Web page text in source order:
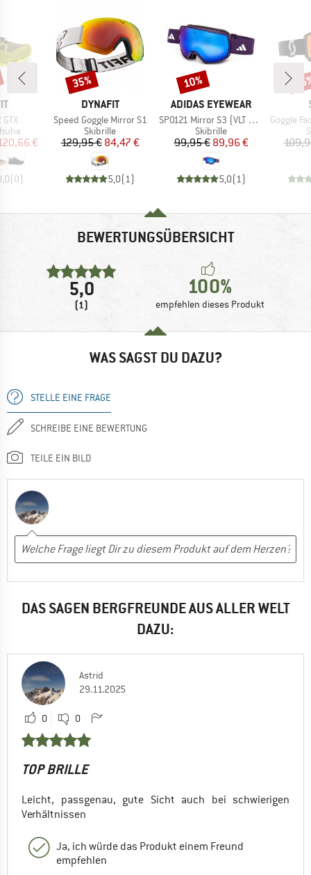
Preis
€
(0)
MARKE
DYNAFIT
Artikel
Speed Goggle Mirror S1
Produktgruppe
Skibrille
Preis
129,95 €reduzierter Preis
84,47 €
5,0(1)
Rabatt
35%
MARKE
ADIDAS EYEWEAR
Artikel
SP0121 Mirror S3 (VLT 11%)
Produktgruppe
Skibrille
Preis
99,95 €reduzierter Preis
89,96 €
5,0(1)
Rabatt
10%
Artikel
Goggle Factor Pro
BEWERTUNGSÜBERSICHT
5,0
(1)
100%
empfehlen dieses Produkt
WAS SAGST DU DAZU?
STELLE EINE FRAGE
SCHREIBE EINE BEWERTUNG
TEILE EIN BILD
DAS SAGEN BERGFREUNDE AUS ALLER WELT
DAZU:
Astrid
29.11.2025
0 0
TOP BRILLE
Leicht, passgenau, gute Sicht auch bei schwierigen
Verhältnissen
Ja, ich würde das Produkt einem Freund
empfehlen